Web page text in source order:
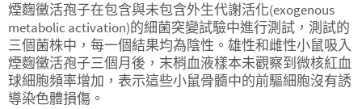
煙麴黴活孢子在包含與未包含外生代謝活化(exogenous
metabolic activation)的細菌突變試驗中進行測試，測試的
三個菌株中，每一個結果均為陰性。雄性和雌性小鼠吸入
煙麴黴活孢子三個月後，末梢血液樣本未觀察到微核紅血
球細胞頻率增加，表示這些小鼠骨髓中的前驅細胞沒有誘
導染色體損傷。